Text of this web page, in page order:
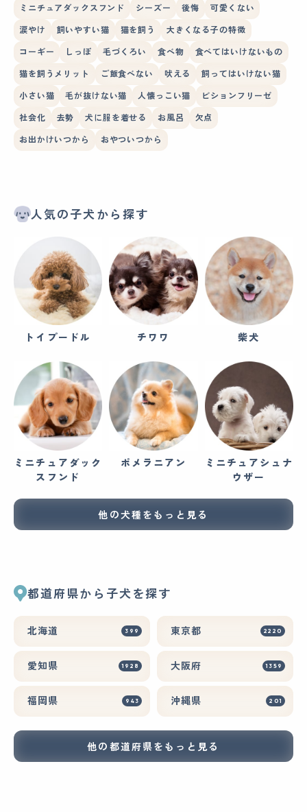
ミニチュアダックスフンド シーズー 後悔 可愛くない
涙やけ 飼いやすい猫 猫を飼う 大きくなる子の特徴
コーギー しっぽ 毛づくろい 食べ物 食べてはいけないもの
猫を飼うメリット ご飯食べない 吠える 飼ってはいけない猫
小さい猫 毛が抜けない猫 人懐っこい猫 ビションフリーゼ
社会化 去勢 犬に服を着せる お風呂 欠点
お出かけいつから おやついつから
人気の子犬から探す
トイプードル チワワ 柴犬
ミニチュアダック
スフンド
ポメラニアン
ミニチュアシュナ
ウザー
他の犬種をもっと見る
都道府県から子犬を探す
北海道 399 東京都 2220
愛知県 1928 大阪府 1359
福岡県 943 沖縄県 201
他の都道府県をもっと見る